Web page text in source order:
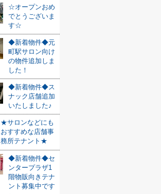
☆オープンおめ
でとうございま
す☆
◆新着物件◆元
町駅サロン向け
の物件追加しま
した！
◆新着物件◆ス
ナック店舗追加
いたしました♪
★サロンなどにも
おすすめな店舗事
務所テナント★
◆新着物件◆セ
ンタープラザ1
階物販向きテナ
ント募集中です